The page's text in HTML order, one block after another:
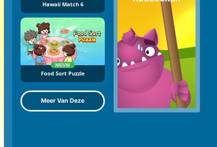
Hawaii Match 6
NIEUW
Food Sort Puzzle
Meer Van Deze